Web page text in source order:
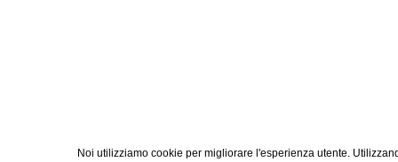
Noi utilizziamo cookie per migliorare l'esperienza utente.